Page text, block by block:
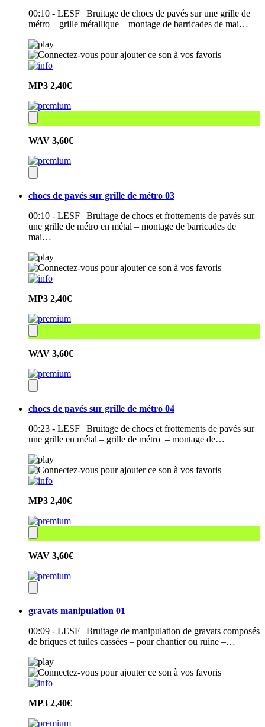
00:10 - LESF | Bruitage de chocs de pavés sur une grille de
métro – grille métallique – montage de barricades de mai…
MP3 2,40€
WAV 3,60€
chocs de pavés sur grille de métro 03
00:10 - LESF | Bruitage de chocs et frottements de pavés sur
une grille de métro en métal – montage de barricades de
mai…
MP3 2,40€
WAV 3,60€
chocs de pavés sur grille de métro 04
00:23 - LESF | Bruitage de chocs et frottements de pavés sur
une grille en métal – grille de métro – montage de…
MP3 2,40€
WAV 3,60€
gravats manipulation 01
00:09 - LESF | Bruitage de manipulation de gravats composés
de briques et tuiles cassées – pour chantier ou ruine –…
MP3 2,40€